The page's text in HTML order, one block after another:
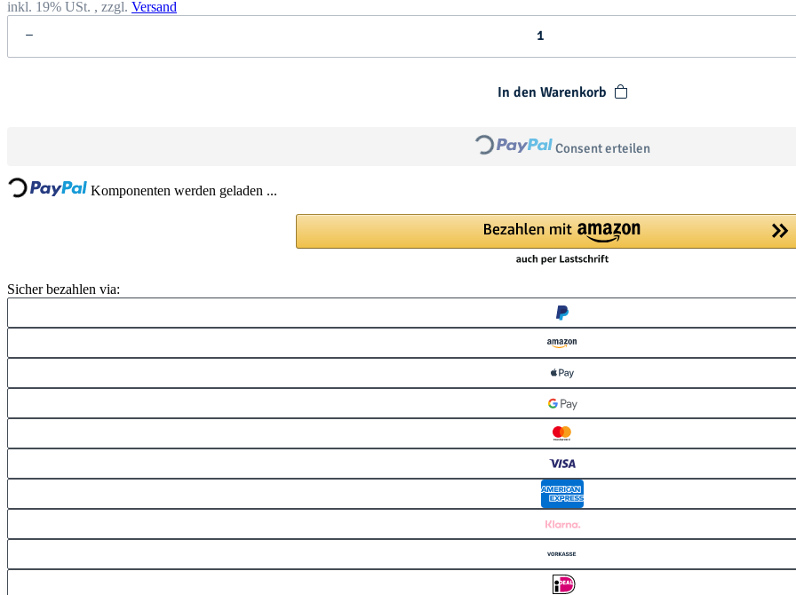
inkl. 19% USt. , zzgl. Versand
In den Warenkorb
Loading... Consent erteilen
Komponenten werden geladen ...
Sicher bezahlen via: